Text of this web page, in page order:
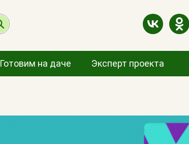
Готовим на даче Эксперт проекта